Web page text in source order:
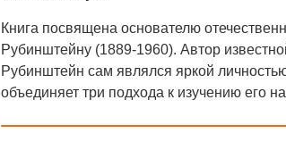
Книга посвящена основателю
Рубинштейну (1889-1960). Автор
Рубинштейн сам являлся яркой
объединяет три подхода к изучению его